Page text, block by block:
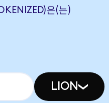
은(는)
LION